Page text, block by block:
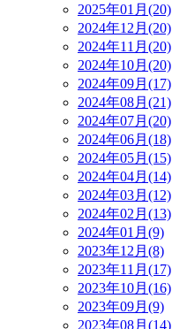
2025年01月(20)
2024年12月(20)
2024年11月(20)
2024年10月(20)
2024年09月(17)
2024年08月(21)
2024年07月(20)
2024年06月(18)
2024年05月(15)
2024年04月(14)
2024年03月(12)
2024年02月(13)
2024年01月(9)
2023年12月(8)
2023年11月(17)
2023年10月(16)
2023年09月(9)
2023年08月(14)